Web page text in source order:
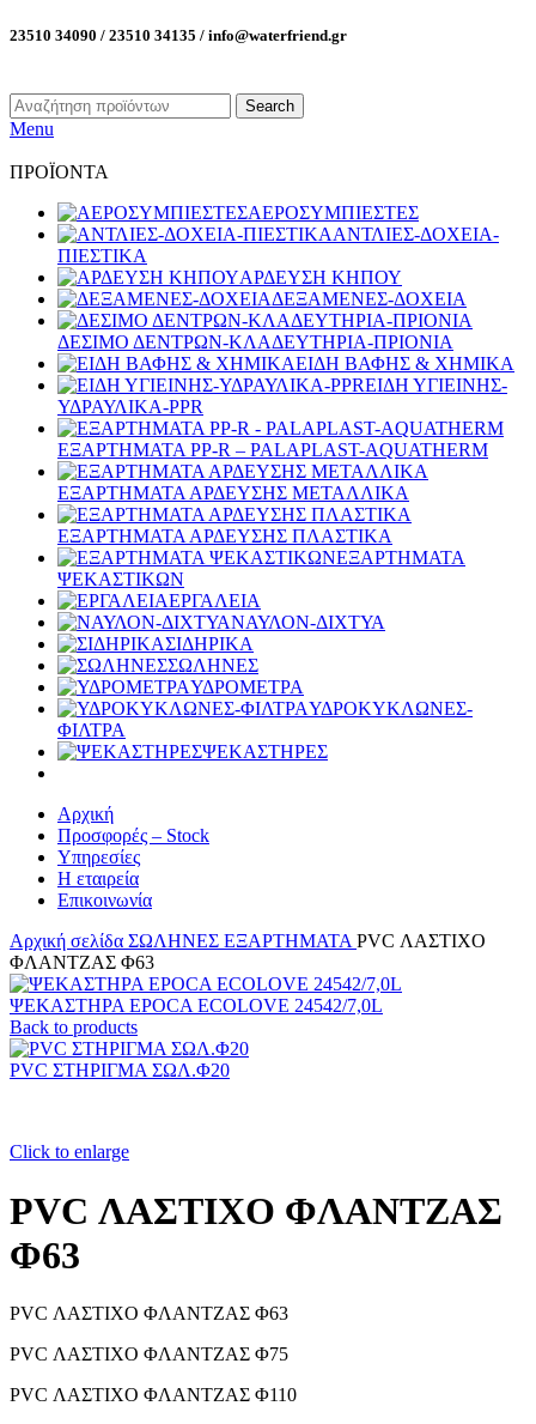
23510 34090 / 23510 34135 / info@waterfriend.gr
Search
Menu
ΠΡΟΪΟΝΤΑ
ΑΕΡΟΣΥΜΠΙΕΣΤΕΣ
ΑΝΤΛΙΕΣ-ΔΟΧΕΙΑ-
ΠΙΕΣΤΙΚΑ
ΑΡΔΕΥΣΗ ΚΗΠΟΥ
ΔΕΞΑΜΕΝΕΣ-ΔΟΧΕΙΑ
ΔΕΣΙΜΟ ΔΕΝΤΡΩΝ-ΚΛΑΔΕΥΤΗΡΙΑ-ΠΡΙΟΝΙΑ
ΕΙΔΗ ΒΑΦΗΣ & ΧΗΜΙΚΑ
ΕΙΔΗ ΥΓΙΕΙΝΗΣ-
ΥΔΡΑΥΛΙΚΑ-PPR
ΕΞΑΡΤΗΜΑΤΑ PP-R – PALAPLAST-AQUATHERM
ΕΞΑΡΤΗΜΑΤΑ ΑΡΔΕΥΣΗΣ ΜΕΤΑΛΛΙΚΑ
ΕΞΑΡΤΗΜΑΤΑ ΑΡΔΕΥΣΗΣ ΠΛΑΣΤΙΚΑ
ΕΞΑΡΤΗΜΑΤΑ
ΨΕΚΑΣΤΙΚΩΝ
ΕΡΓΑΛΕΙΑ
ΝΑΥΛΟΝ-ΔΙΧΤΥΑ
ΣΙΔΗΡΙΚΑ
ΣΩΛΗΝΕΣ
ΥΔΡΟΜΕΤΡΑ
ΥΔΡΟΚΥΚΛΩΝΕΣ-
ΦΙΛΤΡΑ
ΨΕΚΑΣΤΗΡΕΣ
Αρχική
Προσφορές – Stock
Υπηρεσίες
Η εταιρεία
Επικοινωνία
Αρχική σελίδα ΣΩΛΗΝΕΣ ΕΞΑΡΤΗΜΑΤΑ PVC ΛΑΣΤΙΧΟ
ΦΛΑΝΤΖΑΣ Φ63
ΨΕΚΑΣΤΗΡΑ EPOCA ECOLOVE 24542/7,0L
Back to products
PVC ΣΤΗΡΙΓΜΑ ΣΩΛ.Φ20
Click to enlarge
PVC ΛΑΣΤΙΧΟ ΦΛΑΝΤΖΑΣ
Φ63
PVC ΛΑΣΤΙΧΟ ΦΛΑΝΤΖΑΣ Φ63
PVC ΛΑΣΤΙΧΟ ΦΛΑΝΤΖΑΣ Φ75
PVC ΛΑΣΤΙΧΟ ΦΛΑΝΤΖΑΣ Φ110